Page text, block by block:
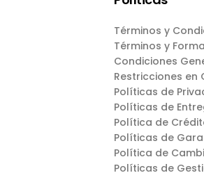
Términos y
Términos y
Condiciones
Restricciones en
Políticas de
Políticas de
Política de
Políticas de
Política de
Políticas de